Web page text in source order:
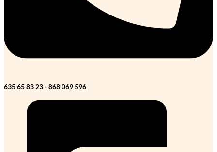
635 65 83 23 - 868 069 596